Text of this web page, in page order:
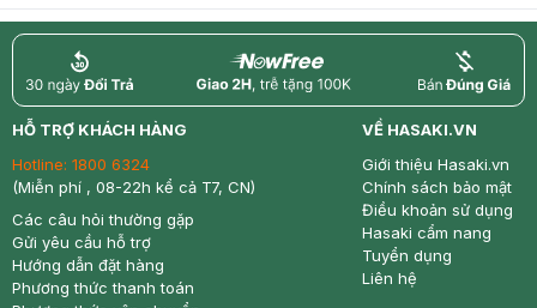
return nowfree price
HỖ TRỢ KHÁCH HÀNG
Hotline: 1800 6324
(Miễn phí , 08-22h kể cả T7, CN)
Các câu hỏi thường gặp
Gửi yêu cầu hỗ trợ
Hướng dẫn đặt hàng
Phương thức thanh toán
VỀ HASAKI.VN
Giới thiệu Hasaki.vn
Chính sách bảo mật
Điều khoản sử dụng
Hasaki cẩm nang
Tuyển dụng
Liên hệ